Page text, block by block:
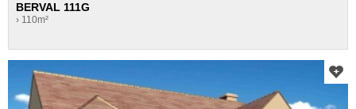
BERVAL 111G
› 110m²